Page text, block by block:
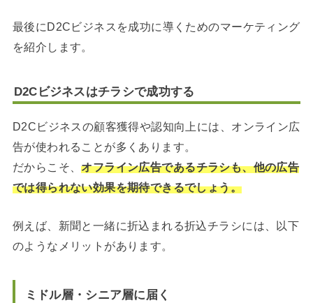
最後にD2Cビジネスを成功に導くためのマーケティング
を紹介します。
D2Cビジネスはチラシで成功する
D2Cビジネスの顧客獲得や認知向上には、オンライン広
告が使われることが多くあります。
だからこそ、オフライン広告であるチラシも、他の広告
では得られない効果を期待できるでしょう。
例えば、新聞と一緒に折込まれる折込チラシには、以下
のようなメリットがあります。
ミドル層・シニア層に届く